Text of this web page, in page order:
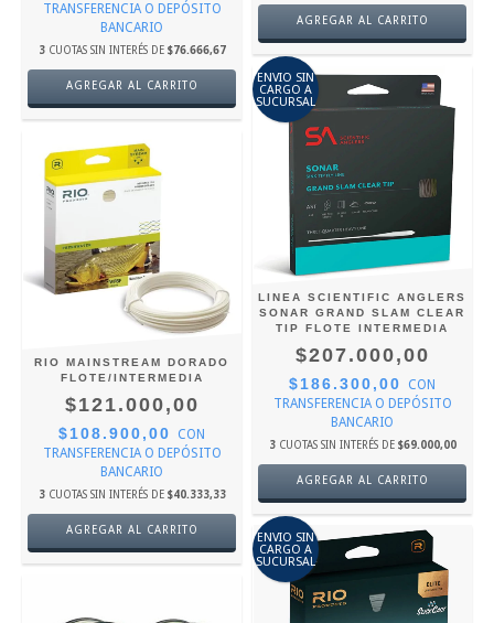
TRANSFERENCIA O DEPÓSITO
BANCARIO
3 CUOTAS SIN INTERÉS DE $76.666,67
AGREGAR AL CARRITO
AGREGAR AL CARRITO
RIO MAINSTREAM DORADO
FLOTE/INTERMEDIA
$121.000,00
$108.900,00
CON
TRANSFERENCIA O DEPÓSITO
BANCARIO
3 CUOTAS SIN INTERÉS DE $40.333,33
AGREGAR AL CARRITO
ENVIO SIN
CARGO A
SUCURSAL
LINEA SCIENTIFIC ANGLERS
SONAR GRAND SLAM CLEAR
TIP FLOTE INTERMEDIA
$207.000,00
$186.300,00
CON
TRANSFERENCIA O DEPÓSITO
BANCARIO
3 CUOTAS SIN INTERÉS DE $69.000,00
AGREGAR AL CARRITO
ENVIO SIN
CARGO A
SUCURSAL